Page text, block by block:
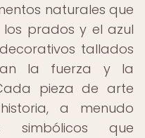
naturales que
prados y el azul
tallados
la fuerza y la
pieza de arte
a menudo
simbólicos que